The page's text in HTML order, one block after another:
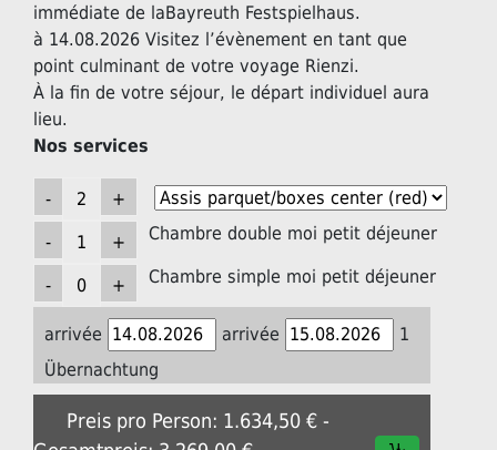
immédiate de laBayreuth Festspielhaus.
à 14.08.2026 Visitez l’évènement en tant que
point culminant de votre voyage Rienzi.
À la fin de votre séjour, le départ individuel aura
lieu.
Nos services
Chambre double moi petit déjeuner
Chambre simple moi petit déjeuner
arrivée arrivée
1
Übernachtung
Preis pro Person: 1.634,50 € -